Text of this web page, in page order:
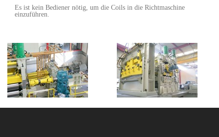
Es ist kein Bediener nötig, um die Coils in die Richtmaschine
einzuführen.